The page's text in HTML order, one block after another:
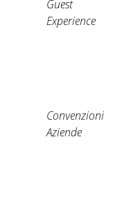
Guest
Experience
Convenzioni
Aziende